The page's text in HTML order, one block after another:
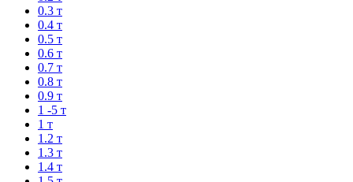
0.3 т
0.4 т
0.5 т
0.6 т
0.7 т
0.8 т
0.9 т
1 -5 т
1 т
1.2 т
1.3 т
1.4 т